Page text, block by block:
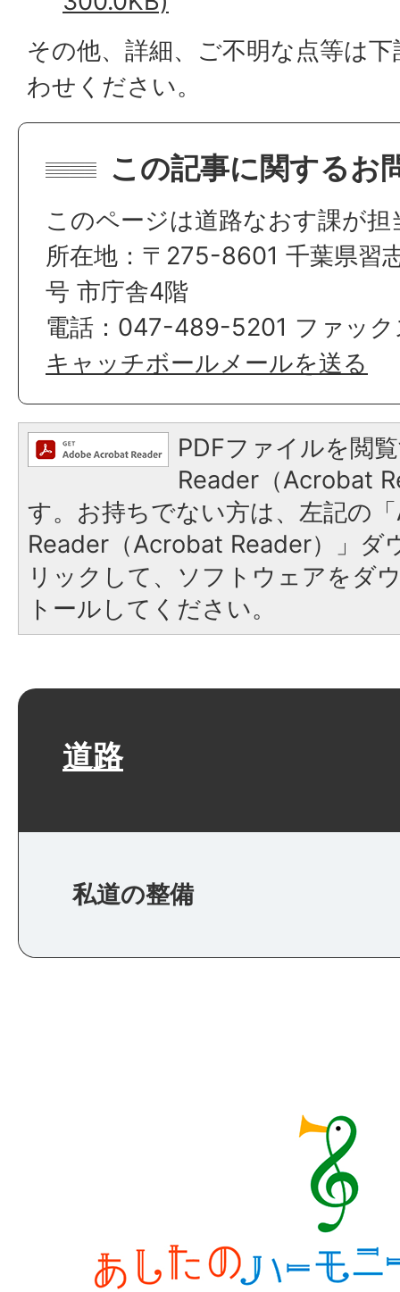
その他、詳細、ご不明な点等は
わせください。
この記事に関するお
このページは道路なおす課が
所在地：〒275-8601 千葉県習
号 市庁舎4階
電話：047-489-5201 ファッ
キャッチボールメールを送る
PDFファイルを閲
Reader（Acrobat
す。お持ちでない方は、左記の
Reader（Acrobat Reader）」ダ
リックして、ソフトウェアをダ
トールしてください。
道路
私道の整備